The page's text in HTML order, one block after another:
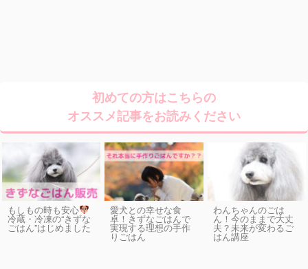
初めての方はこちらの
オススメ記事をお読みください
もしもの時も安心
冷蔵・冷凍の“きずな
ごはん”はじめました
愛犬との幸せな食
卓！きずなごはんで
実現する理想の手作
りごはん
わんちゃんのごは
ん！今のままで大丈
夫？未来が変わるご
はん講座